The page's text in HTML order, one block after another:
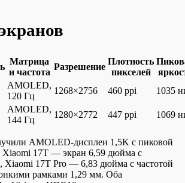
Матрица
и частота
Разрешение
Плотность
пикселей
AMOLED,
120 Гц
1268×2756 460 ppi
1035
AMOLED,
144 Гц
1280×2772 447 ppi 1069
AMOLED-дисплеи 1,5K с пиковой
Xiaomi 17T — экран 6,59 дюйма с
Xiaomi 17T Pro — 6,83 дюйма с частотой
рамками 1,29 мм. Оба